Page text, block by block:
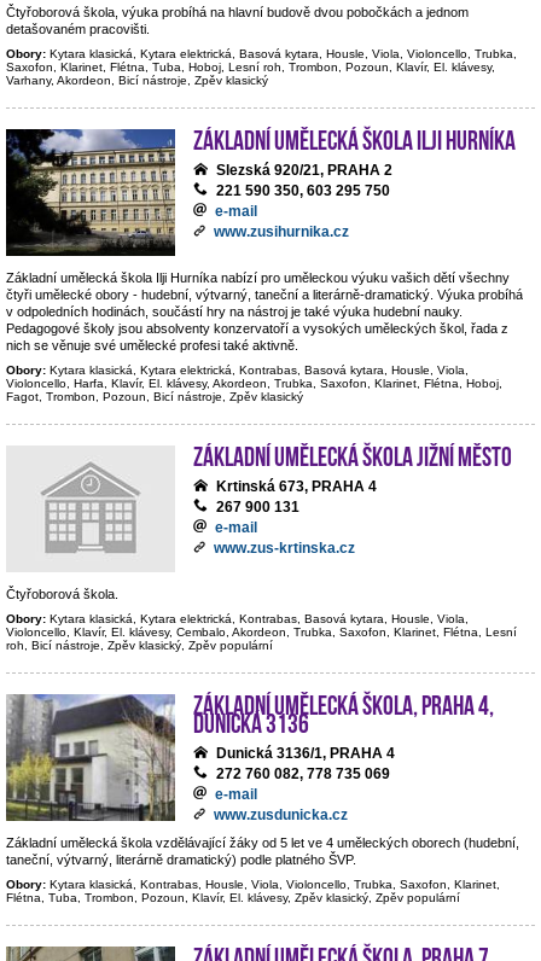
Čtyřoborová škola, výuka probíhá na hlavní budově dvou pobočkách a jednom
detašovaném pracovišti.
Obory: Kytara klasická, Kytara elektrická, Basová kytara, Housle, Viola, Violoncello, Trubka,
Saxofon, Klarinet, Flétna, Tuba, Hoboj, Lesní roh, Trombon, Pozoun, Klavír, El. klávesy,
Varhany, Akordeon, Bicí nástroje, Zpěv klasický
Základní umělecká škola Ilji Hurníka
Slezská 920/21, PRAHA 2
221 590 350, 603 295 750
e-mail
www.zusihurnika.cz
Základní umělecká škola Ilji Hurníka nabízí pro uměleckou výuku vašich dětí všechny
čtyři umělecké obory - hudební, výtvarný, taneční a literárně-dramatický. Výuka probíhá
v odpoledních hodinách, součástí hry na nástroj je také výuka hudební nauky.
Pedagogové školy jsou absolventy konzervatoří a vysokých uměleckých škol, řada z
nich se věnuje své umělecké profesi také aktivně.
Obory: Kytara klasická, Kytara elektrická, Kontrabas, Basová kytara, Housle, Viola,
Violoncello, Harfa, Klavír, El. klávesy, Akordeon, Trubka, Saxofon, Klarinet, Flétna, Hoboj,
Fagot, Trombon, Pozoun, Bicí nástroje, Zpěv klasický
Základní umělecká škola Jižní Město
Krtinská 673, PRAHA 4
267 900 131
e-mail
www.zus-krtinska.cz
Čtyřoborová škola.
Obory: Kytara klasická, Kytara elektrická, Kontrabas, Basová kytara, Housle, Viola,
Violoncello, Klavír, El. klávesy, Cembalo, Akordeon, Trubka, Saxofon, Klarinet, Flétna, Lesní
roh, Bicí nástroje, Zpěv klasický, Zpěv populární
Základní umělecká škola, Praha 4,
Dunická 3136
Dunická 3136/1, PRAHA 4
272 760 082, 778 735 069
e-mail
www.zusdunicka.cz
Základní umělecká škola vzdělávající žáky od 5 let ve 4 uměleckých oborech (hudební,
taneční, výtvarný, literárně dramatický) podle platného ŠVP.
Obory: Kytara klasická, Kontrabas, Housle, Viola, Violoncello, Trubka, Saxofon, Klarinet,
Flétna, Tuba, Trombon, Pozoun, Klavír, El. klávesy, Zpěv klasický, Zpěv populární
Základní umělecká škola, Praha 7,